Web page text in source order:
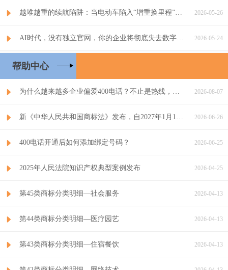
越堆越重的续航陷阱：当电动车陷入“增重换里程”的死循环 2026-05-26
AI时代，没有独立官网，你的企业将彻底失去数字话语权 2026-05-24
帮助中心
为什么越来越多企业偏爱400电话？不止是热线，更是企业经营利... 2026-08-07
新《中华人民共和国商标法》发布，自2027年1月1日起施行 2026-06-26
400电话开通后如何添加绑定号码？ 2026-06-25
2025年人民法院知识产权典型案例发布 2026-04-25
第45类商标分类明细—社会服务 2026-04-13
第44类商标分类明细—医疗园艺 2026-04-13
第43类商标分类明细—住宿餐饮 2026-04-13